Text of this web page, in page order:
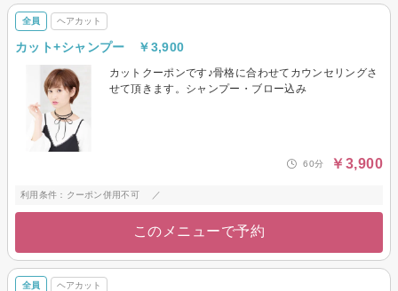
全員 ヘアカット
カット+シャンプー ￥3,900
カットクーポンです♪骨格に合わせてカウンセリングさ
せて頂きます。シャンプー・ブロー込み
60分 ￥3,900
利用条件：クーポン併用不可 ／
このメニューで予約
全員 ヘアカット